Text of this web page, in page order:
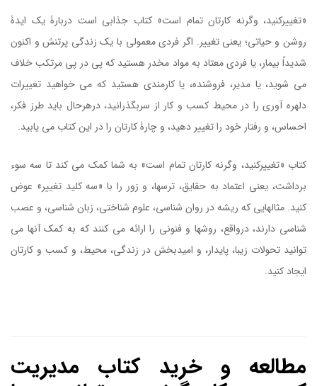
«تغییرکنید، وگرنه کارتان تمام است» کتاب جذابی است دربارۀ یک ایدۀ
روشن و حیاتی؛ یعنی تغییر. اگر فردی معمولی با یک زندگی پرتنش و اکنون
شدیداً بیمار، یا فردی معتاد به مواد مخدر هستید که پی در پی مرتکب خلاف
می شوید، یا مدیر، فروشنده، یا کارمندی هستید که می خواهید تغییرات
دلهره آوری را در محیط کسب و کار از سربگذرانید، درهرحال باید طرز فکر،
احساس، و رفتار خود را تغییر دهید، و چارۀ کارتان را در این کتاب می یابید.
کتاب «تغییرکنید، وگرنه کارتان تمام است» به شما کمک می کند تا سه سوء
برداشت، یعنی اعتماد به حقایق، ترسها، و زور را با «سه کلید تغییر» عوض
کنید. مثالهایی که ریشه در روان شناسی، علوم شناختی، زبان شناسی، و عصب
شناسی دارند، درواقع، روشها و فنونی را ارائه می کنند که به کمک آنها می
توانید تحولات زیبا، پایدار، و امیدبخش در زندگی، محیط، و کسب و کارتان
ایجاد کنید.
مطالعه و خرید کتاب مدیریت